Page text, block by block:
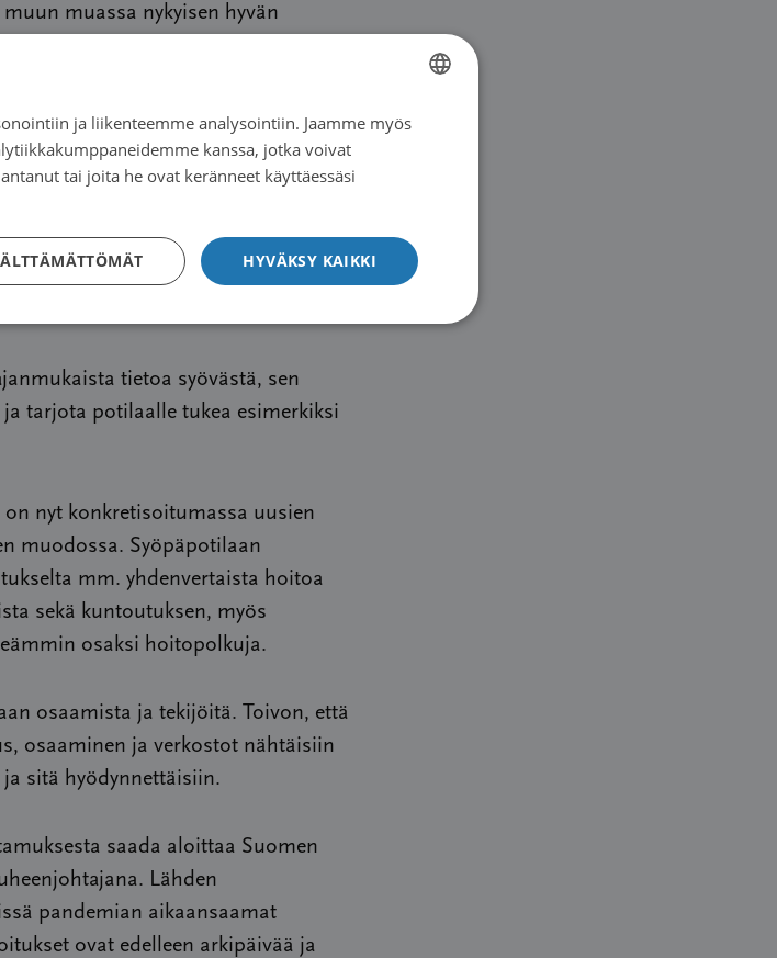
muassa nykyisen hyvän
kirkastamisen
ja pitkäjänteistä työtä kaikkien
eri vaiheissa jo 50 vuotta.
terveydenhuoltojärjestelmään
potilaan kokemukset
tietoa syövästä, sen
tarjota potilaalle tukea esimerkiksi
nyt konkretisoitumassa uusien
muodossa. Syöpäpotilaan
mm. yhdenvertaista hoitoa
sekä kuntoutuksen, myös
osaksi hoitopolkuja.
osaamista ja tekijöitä. Toivon, että
osaaminen ja verkostot nähtäisiin
sitä hyödynnettäisiin.
saada aloittaa Suomen
Lähden
pandemian aikaansaamat
ovat edelleen arkipäivää ja
FINNISH
ja liikenteemme analysointiin. Jaamme myös
kanssa, jotka voivat
tai joita he ovat keränneet käyttäessäsi
HYVÄKSY KAIKKI